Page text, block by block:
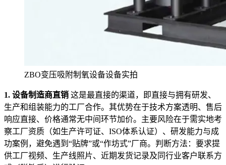
ZBO变压吸附制氧设备设备实拍
1. 设备制造商直销 这是最直接的渠道，即直接与拥有研发、
生产和组装能力的工厂合作。其优势在于技术方案透明、售后
响应直接、价格通常无中间环节加价。主要风险在于需实地考
察工厂资质（如生产许可证、ISO体系认证）、研发能力与成
功案例，避免遇到“贴牌”或“作坊式”厂商。判断方法：要求提
供工厂视频、生产线照片、近期发货记录及同行业客户联系方